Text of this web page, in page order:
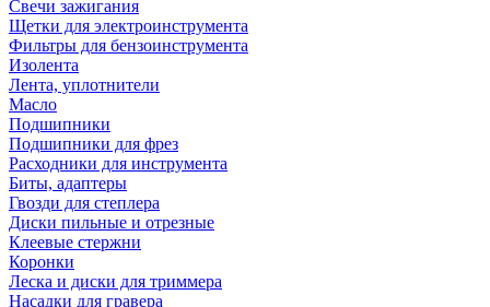
Свечи зажигания
Щетки для электроинструмента
Фильтры для бензоинструмента
Изолента
Лента, уплотнители
Масло
Подшипники
Подшипники для фрез
Расходники для инструмента
Биты, адаптеры
Гвозди для степлера
Диски пильные и отрезные
Клеевые стержни
Коронки
Леска и диски для триммера
Насадки для гравера